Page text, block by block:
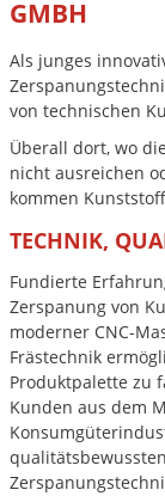
GMBH
Als junges
von technischen
Überall dort, wo
nicht ausreichen
kommen
TECHNIK,
Fundierte
Zerspanung von
moderner CNC-
Frästechnik
Produktpalette zu
Kunden aus dem